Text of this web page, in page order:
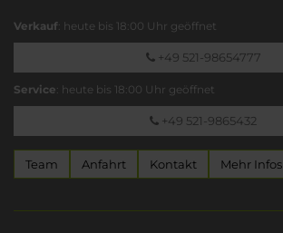
Verkauf: heute bis 18:00 Uhr geöffnet
+49 521-98654777
Service: heute bis 18:00 Uhr geöffnet
+49 521-9865432
Team Anfahrt Kontakt Mehr Infos